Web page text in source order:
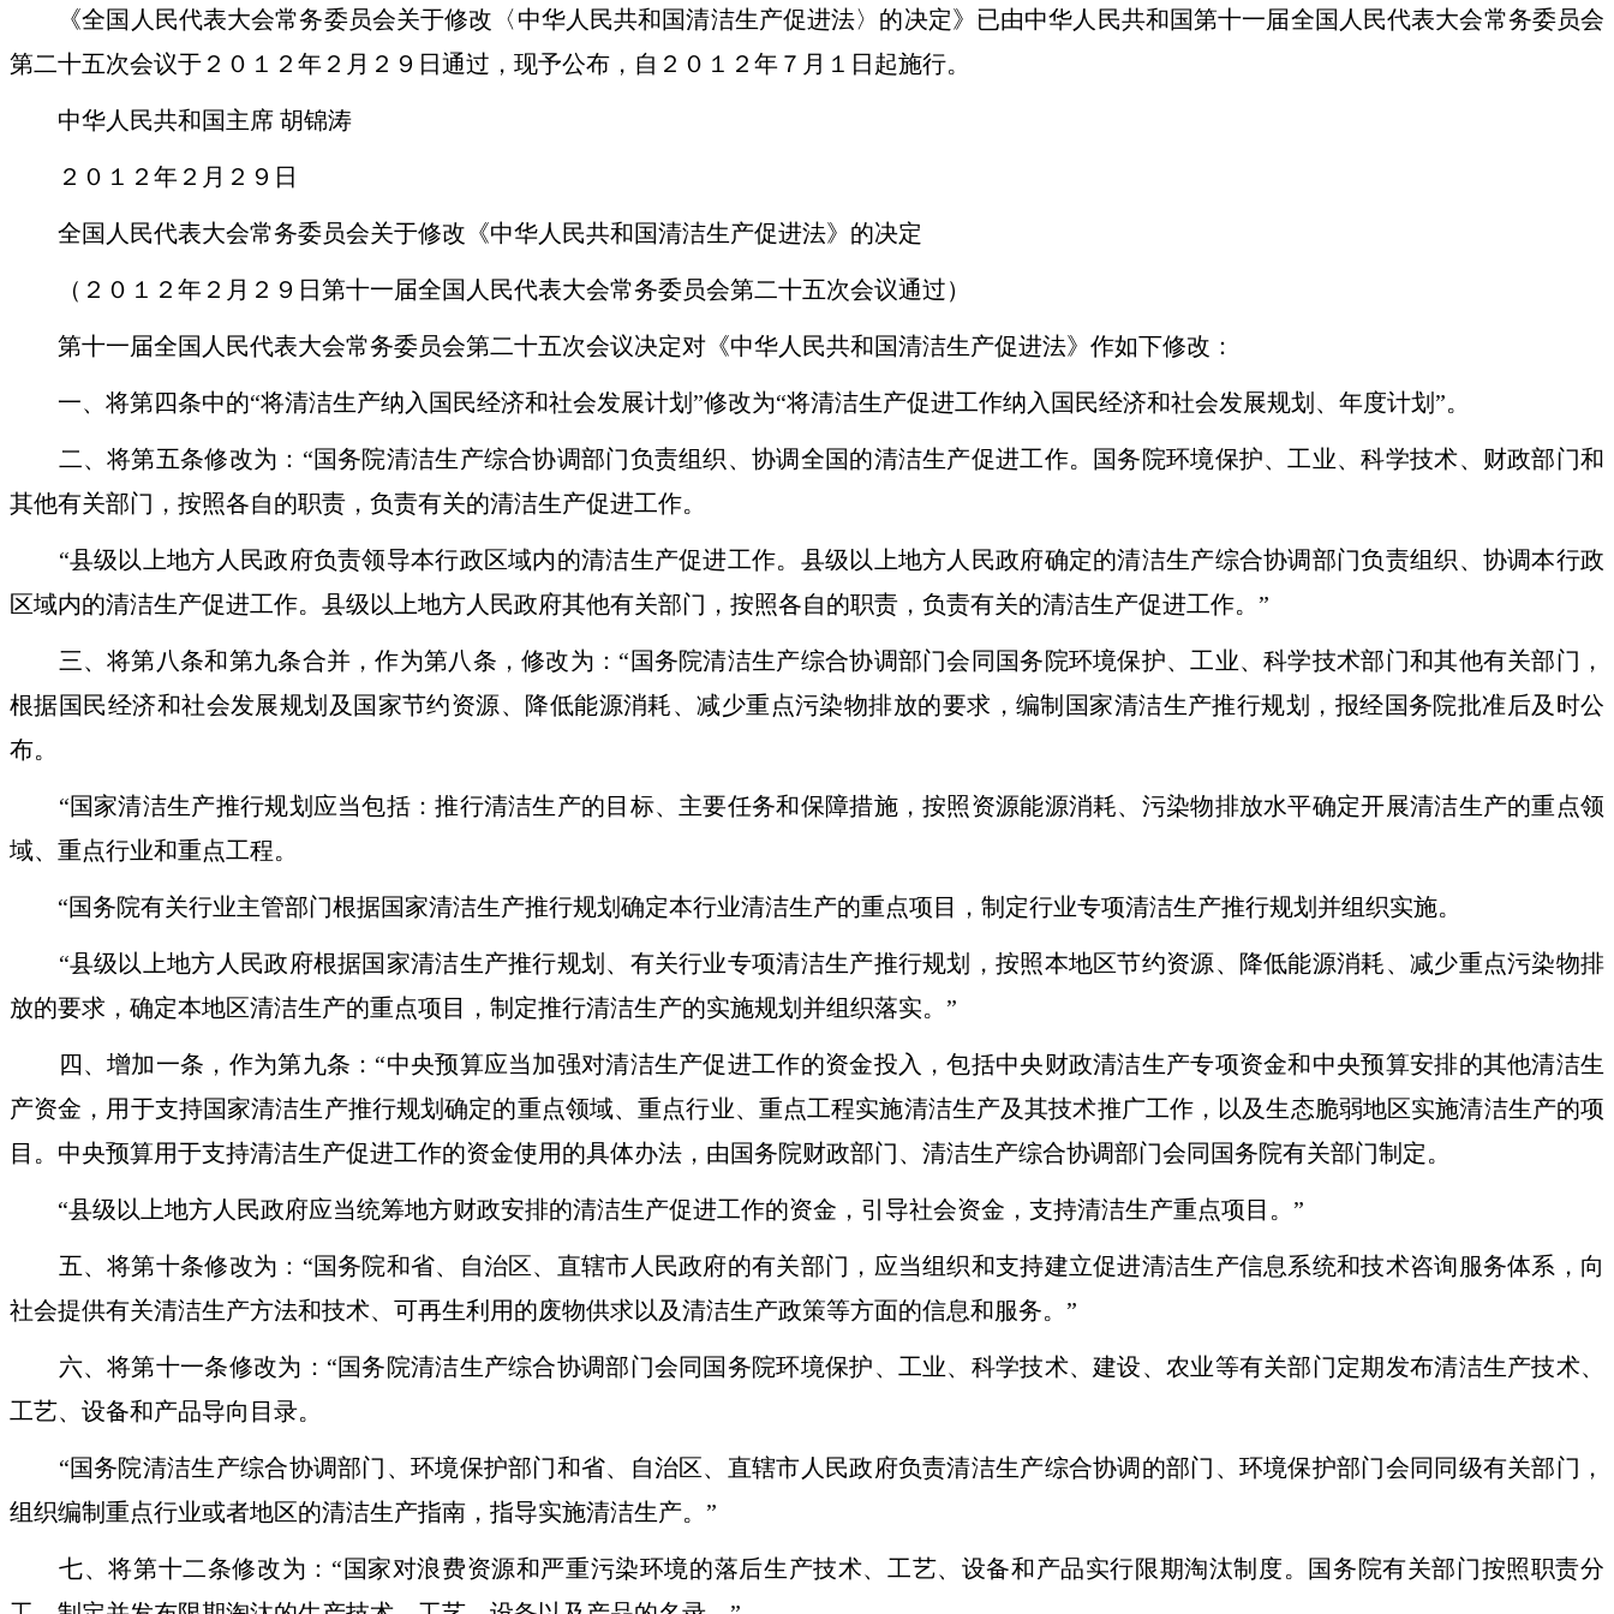
《全国人民代表大会常务委员会关于修改〈中华人民共和国清洁生产促进法〉的决定》已由中华人民共和国第十一届全国人民代表大会常务委员会
第二十五次会议于２０１２年２月２９日通过，现予公布，自２０１２年７月１日起施行。
中华人民共和国主席 胡锦涛
２０１２年２月２９日
全国人民代表大会常务委员会关于修改《中华人民共和国清洁生产促进法》的决定
（２０１２年２月２９日第十一届全国人民代表大会常务委员会第二十五次会议通过）
第十一届全国人民代表大会常务委员会第二十五次会议决定对《中华人民共和国清洁生产促进法》作如下修改：
一、将第四条中的“将清洁生产纳入国民经济和社会发展计划”修改为“将清洁生产促进工作纳入国民经济和社会发展规划、年度计划”。
二、将第五条修改为：“国务院清洁生产综合协调部门负责组织、协调全国的清洁生产促进工作。国务院环境保护、工业、科学技术、财政部门和
其他有关部门，按照各自的职责，负责有关的清洁生产促进工作。
“县级以上地方人民政府负责领导本行政区域内的清洁生产促进工作。县级以上地方人民政府确定的清洁生产综合协调部门负责组织、协调本行政
区域内的清洁生产促进工作。县级以上地方人民政府其他有关部门，按照各自的职责，负责有关的清洁生产促进工作。”
三、将第八条和第九条合并，作为第八条，修改为：“国务院清洁生产综合协调部门会同国务院环境保护、工业、科学技术部门和其他有关部门，
根据国民经济和社会发展规划及国家节约资源、降低能源消耗、减少重点污染物排放的要求，编制国家清洁生产推行规划，报经国务院批准后及时公
布。
“国家清洁生产推行规划应当包括：推行清洁生产的目标、主要任务和保障措施，按照资源能源消耗、污染物排放水平确定开展清洁生产的重点领
域、重点行业和重点工程。
“国务院有关行业主管部门根据国家清洁生产推行规划确定本行业清洁生产的重点项目，制定行业专项清洁生产推行规划并组织实施。
“县级以上地方人民政府根据国家清洁生产推行规划、有关行业专项清洁生产推行规划，按照本地区节约资源、降低能源消耗、减少重点污染物排
放的要求，确定本地区清洁生产的重点项目，制定推行清洁生产的实施规划并组织落实。”
四、增加一条，作为第九条：“中央预算应当加强对清洁生产促进工作的资金投入，包括中央财政清洁生产专项资金和中央预算安排的其他清洁生
产资金，用于支持国家清洁生产推行规划确定的重点领域、重点行业、重点工程实施清洁生产及其技术推广工作，以及生态脆弱地区实施清洁生产的项
目。中央预算用于支持清洁生产促进工作的资金使用的具体办法，由国务院财政部门、清洁生产综合协调部门会同国务院有关部门制定。
“县级以上地方人民政府应当统筹地方财政安排的清洁生产促进工作的资金，引导社会资金，支持清洁生产重点项目。”
五、将第十条修改为：“国务院和省、自治区、直辖市人民政府的有关部门，应当组织和支持建立促进清洁生产信息系统和技术咨询服务体系，向
社会提供有关清洁生产方法和技术、可再生利用的废物供求以及清洁生产政策等方面的信息和服务。”
六、将第十一条修改为：“国务院清洁生产综合协调部门会同国务院环境保护、工业、科学技术、建设、农业等有关部门定期发布清洁生产技术、
工艺、设备和产品导向目录。
“国务院清洁生产综合协调部门、环境保护部门和省、自治区、直辖市人民政府负责清洁生产综合协调的部门、环境保护部门会同同级有关部门，
组织编制重点行业或者地区的清洁生产指南，指导实施清洁生产。”
七、将第十二条修改为：“国家对浪费资源和严重污染环境的落后生产技术、工艺、设备和产品实行限期淘汰制度。国务院有关部门按照职责分